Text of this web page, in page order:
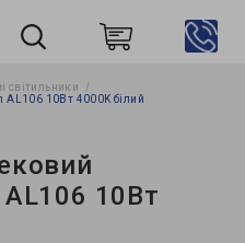
світильники
AL106 10Вт 4000K білий
AL106 10Вт